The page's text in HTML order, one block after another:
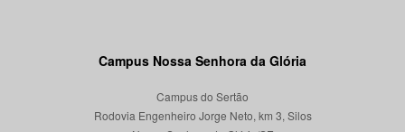
Campus Nossa Senhora da Glória
Campus do Sertão
Rodovia Engenheiro Jorge Neto, km 3, Silos